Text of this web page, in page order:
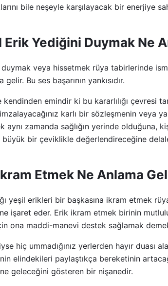
bile neşeyle karşılayacak bir enerjiye
Yediğini Duymak Ne
veya hissetmek rüya tabirlerinde
Bu ses başarının yankısıdır.
emindir ki bu kararlılığı çevresi
karlı bir sözleşmenin veya
aynı zamanda sağlığın yerinde olduğuna,
büyük bir çeviklikle değerlendireceğine
Etmek Ne Anlama
yeşil erikleri bir başkasına ikram etmek
işaret eder. Erik ikram etmek birinin
için ona maddi-manevi destek sağlamak
hiç ummadığınız yerlerden hayır duası
elindekileri paylaştıkça bereketinin
geleceğini gösteren bir nişanedir.